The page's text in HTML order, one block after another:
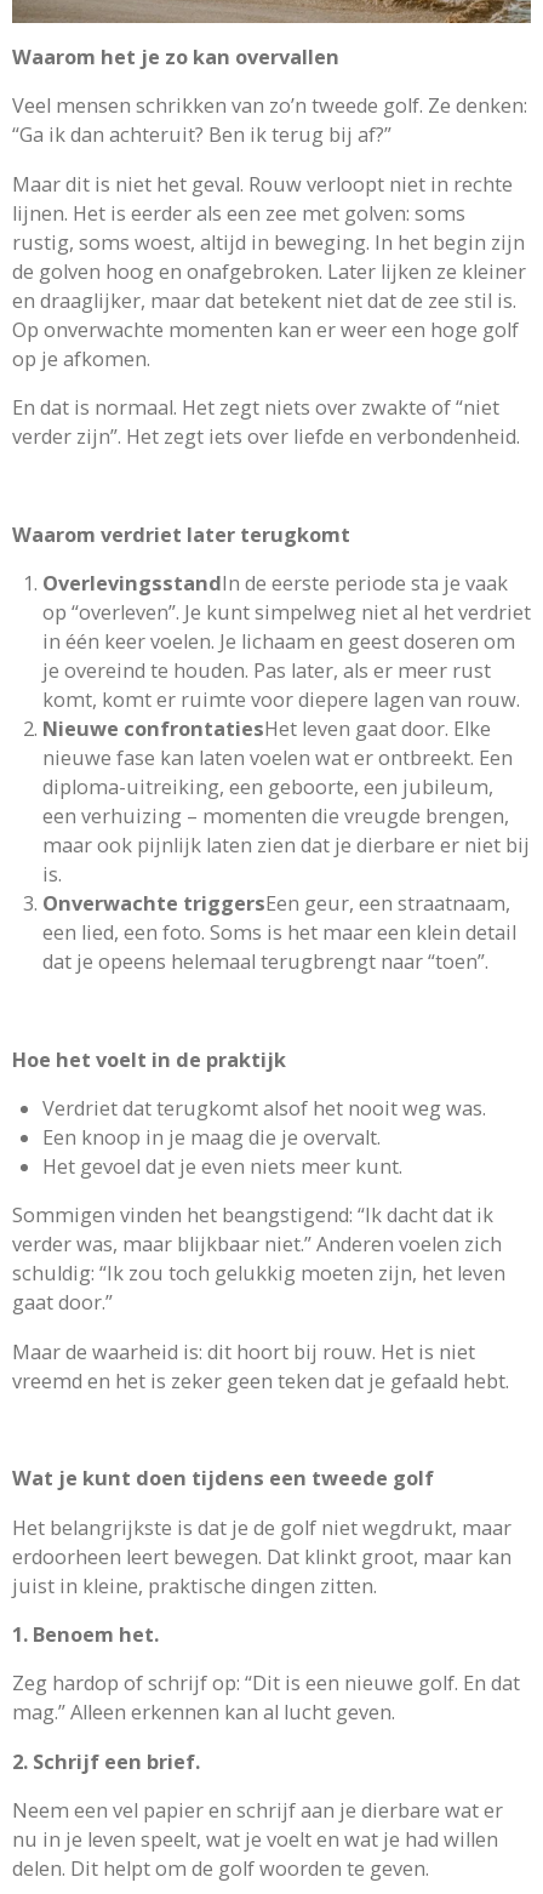
Waarom het je zo kan overvallen
Veel mensen schrikken van zo’n tweede golf. Ze denken:
“Ga ik dan achteruit? Ben ik terug bij af?”
Maar dit is niet het geval. Rouw verloopt niet in rechte
lijnen. Het is eerder als een zee met golven: soms
rustig, soms woest, altijd in beweging. In het begin zijn
de golven hoog en onafgebroken. Later lijken ze kleiner
en draaglijker, maar dat betekent niet dat de zee stil is.
Op onverwachte momenten kan er weer een hoge golf
op je afkomen.
En dat is normaal. Het zegt niets over zwakte of “niet
verder zijn”. Het zegt iets over liefde en verbondenheid.
Waarom verdriet later terugkomt
OverlevingsstandIn de eerste periode sta je vaak
op “overleven”. Je kunt simpelweg niet al het verdriet
in één keer voelen. Je lichaam en geest doseren om
je overeind te houden. Pas later, als er meer rust
komt, komt er ruimte voor diepere lagen van rouw.
Nieuwe confrontatiesHet leven gaat door. Elke
nieuwe fase kan laten voelen wat er ontbreekt. Een
diploma-uitreiking, een geboorte, een jubileum,
een verhuizing – momenten die vreugde brengen,
maar ook pijnlijk laten zien dat je dierbare er niet bij
is.
Onverwachte triggersEen geur, een straatnaam,
een lied, een foto. Soms is het maar een klein detail
dat je opeens helemaal terugbrengt naar “toen”.
Hoe het voelt in de praktijk
Verdriet dat terugkomt alsof het nooit weg was.
Een knoop in je maag die je overvalt.
Het gevoel dat je even niets meer kunt.
Sommigen vinden het beangstigend: “Ik dacht dat ik
verder was, maar blijkbaar niet.” Anderen voelen zich
schuldig: “Ik zou toch gelukkig moeten zijn, het leven
gaat door.”
Maar de waarheid is: dit hoort bij rouw. Het is niet
vreemd en het is zeker geen teken dat je gefaald hebt.
Wat je kunt doen tijdens een tweede golf
Het belangrijkste is dat je de golf niet wegdrukt, maar
erdoorheen leert bewegen. Dat klinkt groot, maar kan
juist in kleine, praktische dingen zitten.
1. Benoem het.
Zeg hardop of schrijf op: “Dit is een nieuwe golf. En dat
mag.” Alleen erkennen kan al lucht geven.
2. Schrijf een brief.
Neem een vel papier en schrijf aan je dierbare wat er
nu in je leven speelt, wat je voelt en wat je had willen
delen. Dit helpt om de golf woorden te geven.